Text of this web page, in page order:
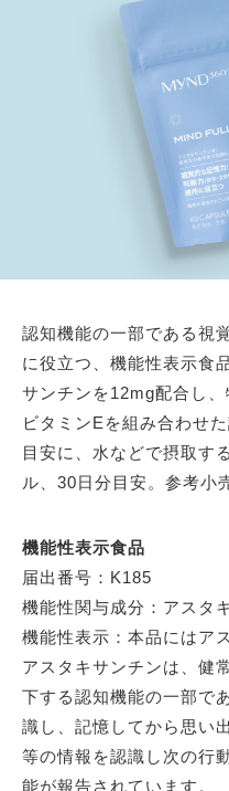
認知機能の一部である視
に役立つ、機能性表示食
サンチンを12mg配合し
ビタミンEを組み合わせ
目安に、水などで摂取す
ル、30日分目安。参考小
機能性表示食品
届出番号：K185
機能性関与成分：アスタ
機能性表示：本品にはア
アスタキサンチンは、健
下する認知機能の一部で
識し、記憶してから思い
等の情報を認識し次の行
能が報告されています。